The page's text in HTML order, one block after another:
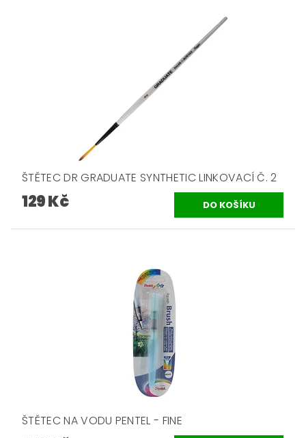
ŠTĚTEC DR GRADUATE SYNTHETIC LINKOVACÍ Č. 2
129 Kč
ŠTĚTEC NA VODU PENTEL - FINE